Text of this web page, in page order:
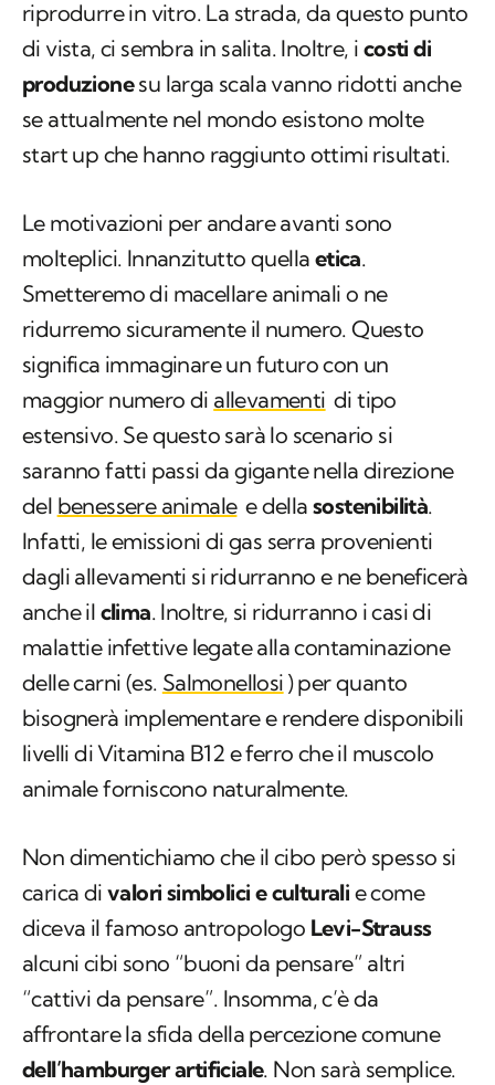
riprodurre in vitro. La strada, da questo punto
di vista, ci sembra in salita. Inoltre, i costi di
produzionesu larga scala vanno ridotti anche
se attualmente nel mondo esistono molte
start up che hanno raggiunto ottimi risultati.
Le motivazioni per andare avanti sono
molteplici. Innanzitutto quella etica.
Smetteremo di macellare animali o ne
ridurremo sicuramente il numero. Questo
significa immaginare un futuro con un
maggior numero di allevamenti di tipo
estensivo. Se questo sarà lo scenario si
saranno fatti passi da gigante nella direzione
del benessere animale e dellasostenibilità.
Infatti, le emissioni di gas serra provenienti
dagli allevamenti si ridurranno e ne beneficerà
anche il clima. Inoltre, si ridurranno i casi di
malattie infettive legate alla contaminazione
delle carni (es. Salmonellosi ) per quanto
bisognerà implementare e rendere disponibili
livelli di Vitamina B12 e ferro che il muscolo
animale forniscono naturalmente.
Non dimentichiamo che il cibo però spesso si
carica divalori simbolici e culturali e come
diceva il famoso antropologo Levi-Strauss
alcuni cibi sono “buoni da pensare” altri
“cattivi da pensare”. Insomma, c’è da
affrontare la sfida della percezione comune
dell’hamburger artificiale. Non sarà semplice.